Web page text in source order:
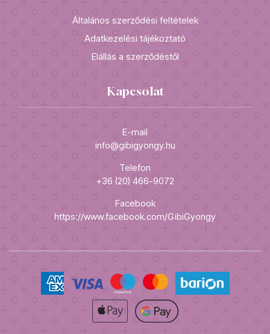
Általános szerződési feltételek
Adatkezelési tájékoztató
Elállás a szerződéstől
Kapcsolat
E-mail
info@gibigyongy.hu
Telefon
+36 (20) 466-9072
Facebook
https://www.facebook.com/GibiGyongy